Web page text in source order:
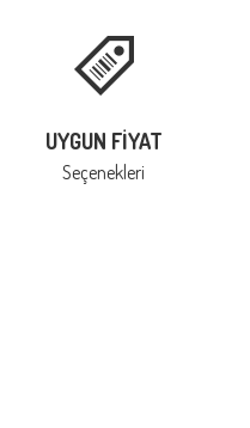
UYGUN FIYAT
Seçenekleri